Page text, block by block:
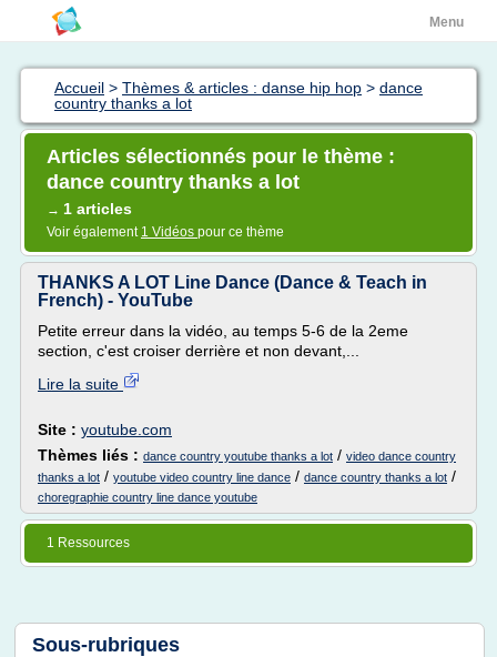
Menu
Accueil > Thèmes & articles : danse hip hop > dance
country thanks a lot
Articles sélectionnés pour le thème :
dance country thanks a lot
→ 1 articles
Voir également 1 Vidéos pour ce thème
THANKS A LOT Line Dance (Dance & Teach in
French) - YouTube
Petite erreur dans la vidéo, au temps 5-6 de la 2eme
section, c'est croiser derrière et non devant,...
Lire la suite
Site : youtube.com
Thèmes liés : dance country youtube thanks a lot / video dance country
thanks a lot / youtube video country line dance / dance country thanks a lot /
choregraphie country line dance youtube
1 Ressources
Sous-rubriques